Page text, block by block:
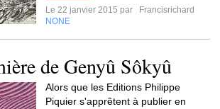
Le 22 janvier 2015 par
Francisrichard
NONE
de Genyû Sôkyû
Alors que les Editions Philippe
Piquier s'apprêtent à publier en